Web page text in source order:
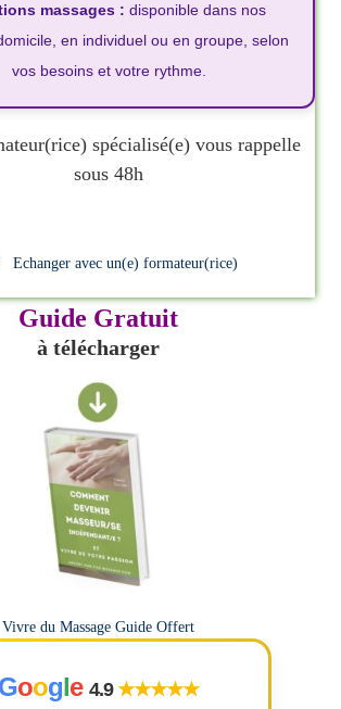
massages : disponible dans nos
en individuel ou en groupe, selon
vos besoins et votre rythme.
spécialisé(e) vous rappelle
sous 48h
Echanger avec un(e) formateur(rice)
Guide Gratuit
à télécharger
Vivre du Massage Guide Offert
Google 4.9★★★★★